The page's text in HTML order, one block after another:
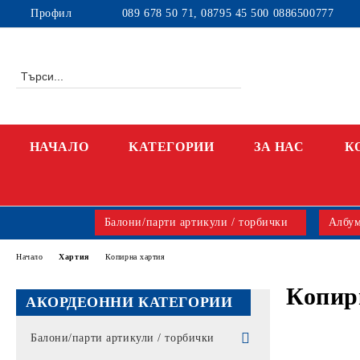
Профил 089 678 50 71, 08795 45 500 0886500777
НАЧАЛО KАТЕГОРИИ ЗА НАС
Балони/парти артикули / торбички
АКОРДЕОННИ КАТЕГОРИИ
Балони/парти артикули / торбички
Начало Хартия Копирна хартия